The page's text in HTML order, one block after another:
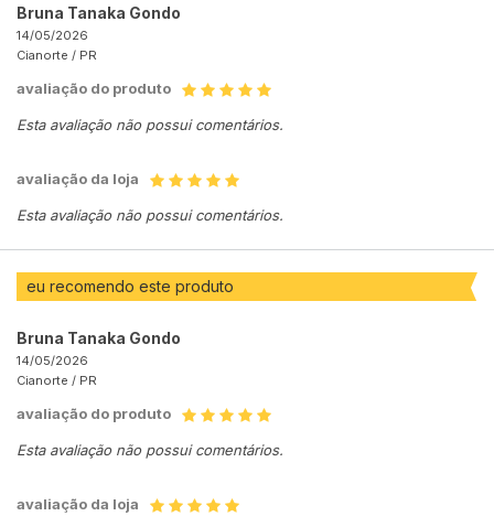
Bruna Tanaka Gondo
14/05/2026
Cianorte / PR
avaliação do produto
Esta avaliação não possui comentários.
avaliação da loja
Esta avaliação não possui comentários.
eu recomendo este produto
Bruna Tanaka Gondo
14/05/2026
Cianorte / PR
avaliação do produto
Esta avaliação não possui comentários.
avaliação da loja